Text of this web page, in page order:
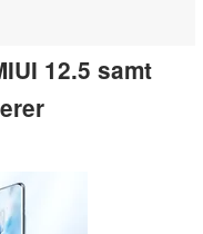
12.5 samt